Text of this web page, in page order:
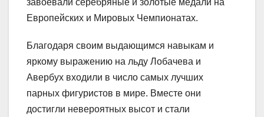
завоевали серебряные и золотые медали на
Европейских и Мировых Чемпионатах.
Благодаря своим выдающимся навыкам и
яркому выражению на льду Лобачева и
Авербух входили в число самых лучших
парных фигуристов в мире. Вместе они
достигли невероятных высот и стали